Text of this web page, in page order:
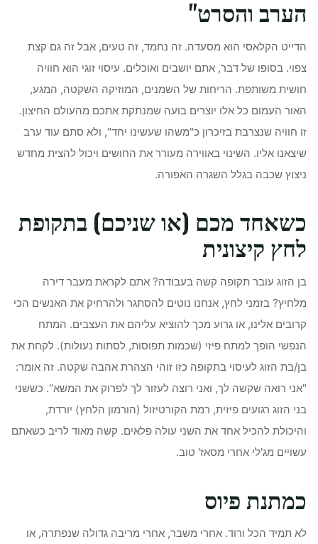
הערב והסרט"
הדייט הקלאסי הוא מסעדה. זה נחמד, זה טעים, אבל זה גם קצת
צפוי. בסופו של דבר, אתם יושבים ואוכלים. עיסוי זוגי הוא חוויה
חושית משותפת. הריחות של השמנים, המוזיקה השקטה, המגע,
האור העמום כל אלו יוצרים בועה שמנתקת אתכם מהעולם החיצון.
זו חוויה שנצרבת בזיכרון כ"משהו שעשינו יחד", ולא סתם עוד ערב
שיצאנו אליו. השינוי באווירה מעורר את החושים ויכול להצית מחדש
ניצוץ שכבה בגלל השגרה האפורה.
כשאחד מכם (או שניכם) בתקופת
לחץ קיצונית
בן הזוג עובר תקופה קשה בעבודה? אתם לקראת מעבר דירה
מלחיץ? בזמני לחץ, אנחנו נוטים להסתגר ולהרחיק את האנשים הכי
קרובים אלינו, או גרוע מכך להוציא עליהם את העצבים. המתח
הנפשי הופך למתח פיזי (שכמות תפוסות, לסתות נעולות). לקחת את
בן/בת הזוג לעיסוי בתקופה כזו זוהי הצהרת אהבה שקטה. זה אומר:
"אני רואה שקשה לך, ואני רוצה לעזור לך לפרוק את המשא". כששני
בני הזוג רגועים פיזית, רמת הקורטיזול (הורמון הלחץ) יורדת,
והיכולת להכיל אחד את השני עולה פלאים. קשה מאוד לריב כשאתם
עשויים מג'לי אחרי מסאז' טוב.
כמתנת פיוס
לא תמיד הכל ורוד. אחרי משבר, אחרי מריבה גדולה שנפתרה, או